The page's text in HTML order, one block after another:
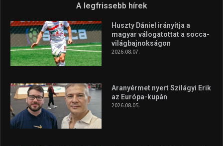
A legfrissebb hírek
Huszty Dániel irányítja a
magyar válogatottat a socca-
világbajnokságon
2026.08.07.
Aranyérmet nyert Szilágyi Erik
az Európa-kupán
2026.08.05.